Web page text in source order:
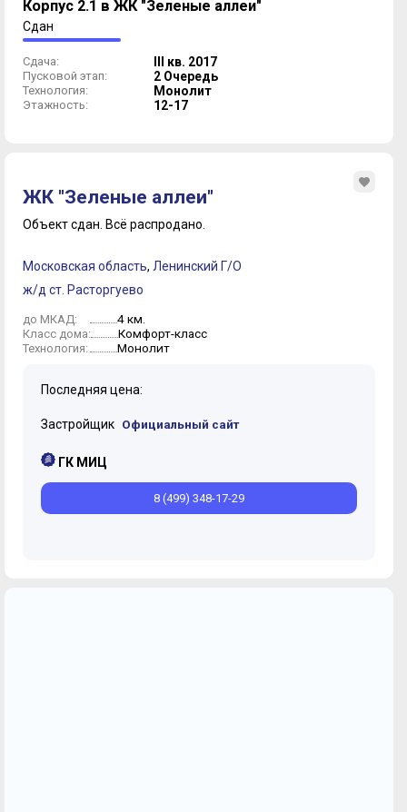
Корпус 2.1 в ЖК "Зеленые аллеи"
Сдан
Сдача: III кв. 2017
Пусковой этап: 2 Очередь
Технология: Монолит
Этажность: 12-17
ЖК "Зеленые аллеи"
Объект сдан. Всё распродано.
Московская область, Ленинский Г/О
ж/д ст. Расторгуево
до МКАД: 4 км.
Класс дома: Комфорт-класс
Технология: Монолит
Последняя цена:
Застройщик Официальный сайт
ГК МИЦ
8 (499) 348-17-29